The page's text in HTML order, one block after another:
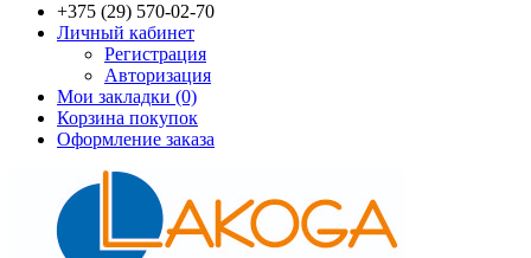
+375 (29) 570-02-70
Личный кабинет
Регистрация
Авторизация
Мои закладки (0)
Корзина покупок
Оформление заказа